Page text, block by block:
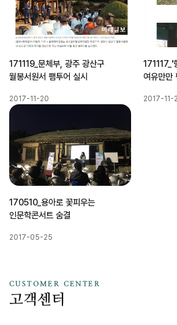
171119_문체부, 광주 광산구
월봉서원서 팸투어 실시
2017-11-20
171117_'
여유만만
2017-11-
170510_용아로 꽃피우는
인문학콘서트 숨결
2017-05-25
CUSTOMER CENTER
고객센터